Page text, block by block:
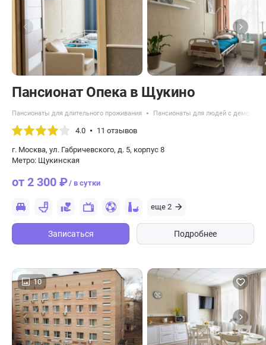
Пансионат Опека в Щукино
Пансионаты для длительного проживания Пансионаты для людей с
4.0 11 отзывов
г. Москва, ул. Габричевского, д. 5, корпус 8
Метро: Щукинская
от 2 300 ₽/ в сутки
еще 2
Записаться Подробнее
10